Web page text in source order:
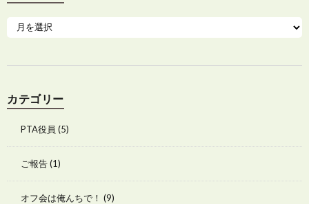
カテゴリー
PTA役員 (5)
ご報告(1)
オフ会は俺んちで！ (9)